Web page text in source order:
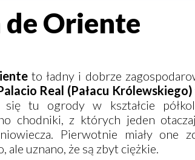
de Oriente
to ładny i dobrze
Real (Pałacu Królewskiego)
tu ogrody w kształcie
chodniki, z których jeden
Pierwotnie miały one
ale uznano, że są zbyt ciężkie.